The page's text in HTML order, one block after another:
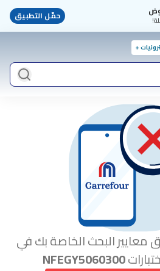
حمّل التطبيق
+
معايير البحث الخاصة بك في
NFEGY5060300